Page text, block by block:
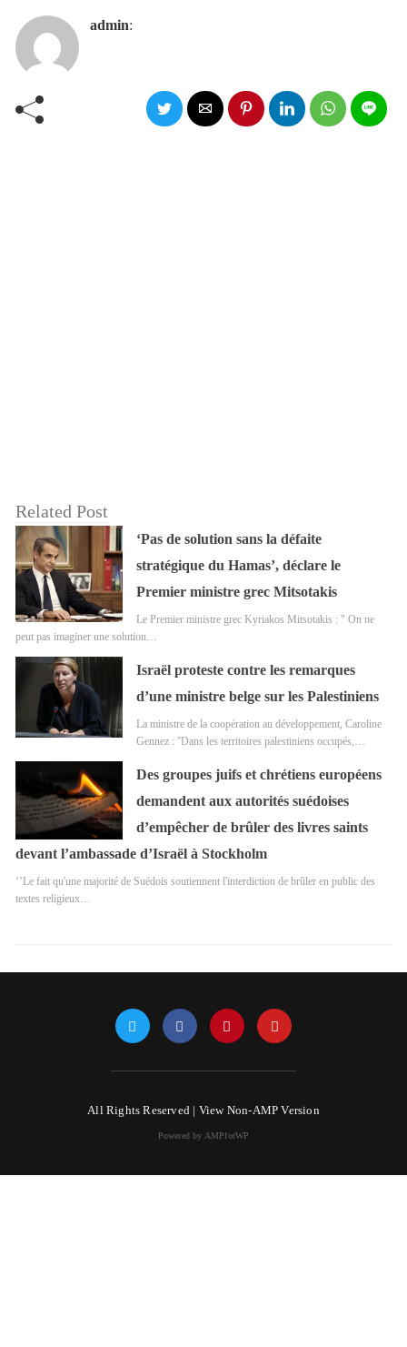
admin:
Related Post
‘Pas de solution sans la défaite
stratégique du Hamas’, déclare le
Premier ministre grec Mitsotakis
Le Premier ministre grec Kyriakos Mitsotakis : " On ne
peut pas imaginer une solution…
Israël proteste contre les remarques
d’une ministre belge sur les Palestiniens
La ministre de la coopération au développement, Caroline
Gennez : ''Dans les territoires palestiniens occupés,…
Des groupes juifs et chrétiens européens
demandent aux autorités suédoises
d’empêcher de brûler des livres saints
devant l’ambassade d’Israël à Stockholm
‘’Le fait qu'une majorité de Suédois soutiennent l'interdiction de brûler en public des
textes religieux…
All Rights Reserved | View Non-AMP Version
Powered by AMPforWP